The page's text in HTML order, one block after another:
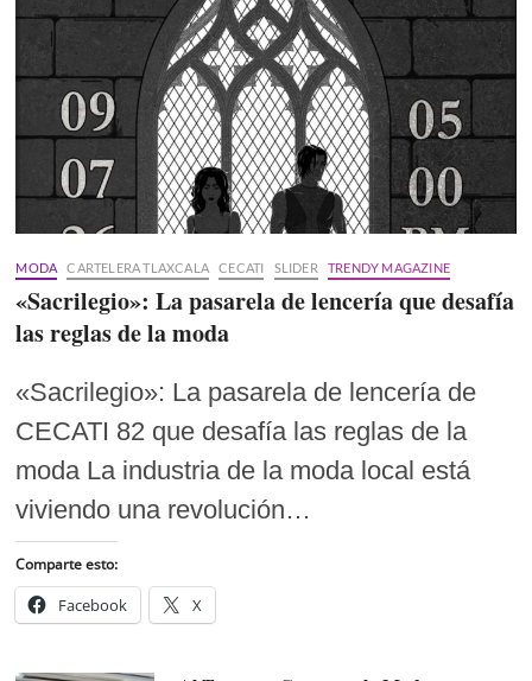
MODA CARTELERA TLAXCALA CECATI SLIDER TRENDY MAGAZINE
«Sacrilegio»: La pasarela de lencería que desafía
las reglas de la moda
«Sacrilegio»: La pasarela de lencería de
CECATI 82 que desafía las reglas de la
moda La industria de la moda local está
viviendo una revolución…
Comparte esto:
Facebook X